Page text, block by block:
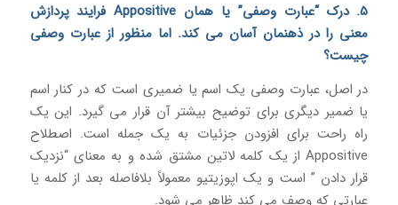
5. درک “عبارت وصفی” یا همان Appositive فرایند پردازش
معنی را در ذهنمان آسان می کند. اما منظور از عبارت وصفی
چیست؟
در اصل، عبارت وصفی یک اسم یا ضمیری است که در کنار اسم
یا ضمیر دیگری برای توضیح بیشتر آن قرار می گیرد. این یک
راه راحت برای افزودن جزئیات به یک جمله است. اصطلاح
Appositive از یک کلمه لاتین مشتق شده و به معنای “نزدیک
قرار دادن ” است و یک اپوزیتیو معمولاً بلافاصله بعد از کلمه یا
عبارتی که وصف می کند ظاهر می شود.